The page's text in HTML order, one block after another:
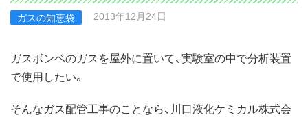
ガスの知恵袋 2013年12月24日
ガスボンベのガスを屋外に置いて、実験室の中で分析装置
で使用したい。
そんなガス配管工事のことなら、川口液化ケミカル株式会